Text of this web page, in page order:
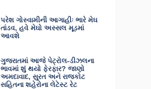
પરેશ ગોસ્વામીની આગાહીઃ ભારે મેઘ
તાંડવ, હવે મેઘો અસ્સલ મૂડમાં
આવશે
ગુજરાતમાં આજે પેટ્રોલ-ડીઝલના
ભાવમાં શું થયો ફેરફાર? જાણો
અમદાવાદ, સુરત અને રાજકોટ
સહિતના શહેરોના લેટેસ્ટ રેટ